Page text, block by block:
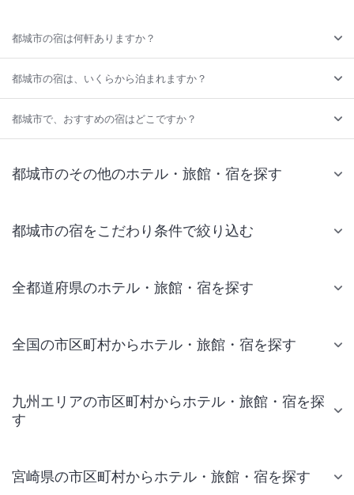
都城市の宿は何軒ありますか？
都城市の宿は、いくらから泊まれますか？
都城市で、おすすめの宿はどこですか？
都城市のその他のホテル・旅館・宿を探す
都城市の宿をこだわり条件で絞り込む
全都道府県のホテル・旅館・宿を探す
全国の市区町村からホテル・旅館・宿を探す
九州エリアの市区町村からホテル・旅館・宿を探
す
宮崎県の市区町村からホテル・旅館・宿を探す